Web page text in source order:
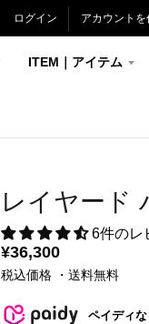
ログイン アカウントを
ITEM｜アイテム
レイヤード
6件のレ
¥36,300
税込価格 ・送料無料
ペイディな